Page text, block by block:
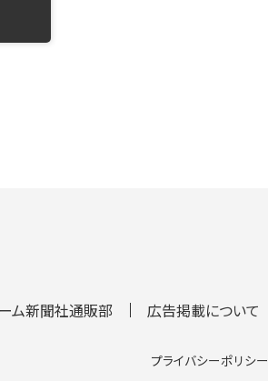
ム新聞社通販部 広告掲載について
プライバシーポリシー